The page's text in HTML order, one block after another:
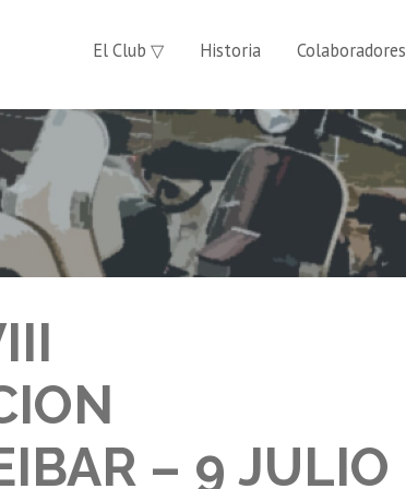
El Club ▽ Historia Colaboradores
– 9 JULIO